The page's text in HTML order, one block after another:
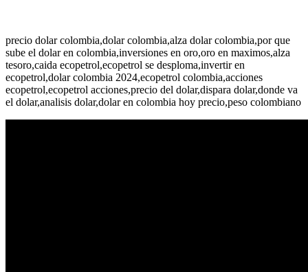
precio dolar colombia,dolar colombia,alza dolar colombia,por que
sube el dolar en colombia,inversiones en oro,oro en maximos,alza
tesoro,caida ecopetrol,ecopetrol se desploma,invertir en
ecopetrol,dolar colombia 2024,ecopetrol colombia,acciones
ecopetrol,ecopetrol acciones,precio del dolar,dispara dolar,donde va
el dolar,analisis dolar,dolar en colombia hoy precio,peso colombiano